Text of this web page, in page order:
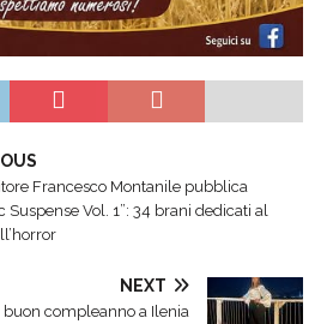
Francesco Montanile pubblica
Suspense Vol. 1”: 34 brani dedicati al
NEXT
compleanno a Ilenia